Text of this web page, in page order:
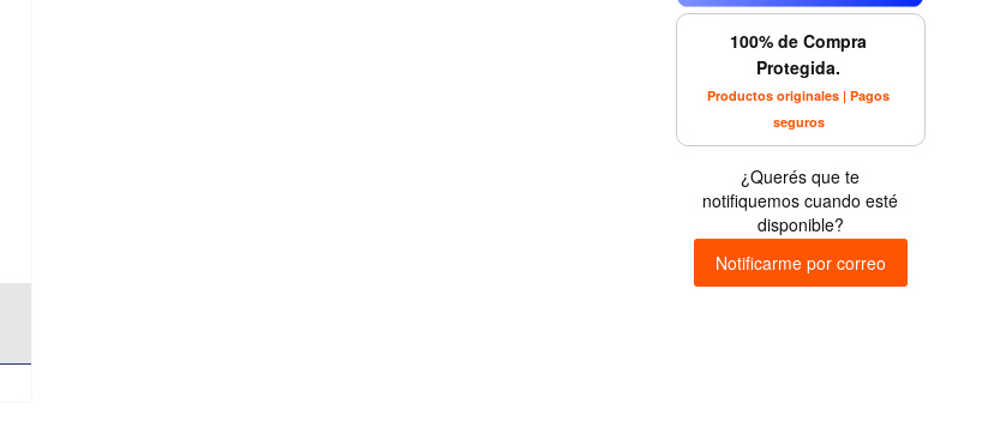
100% de Compra
Protegida.
Productos originales | Pagos
seguros
¿Querés que te
notifiquemos cuando esté
disponible?
Notificarme por correo